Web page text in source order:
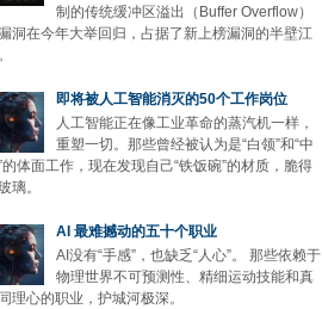
制的传统缓冲区溢出（Buffer Overflow）
洞在今年大举回归，占据了新上榜漏洞的半壁江
即将被人工智能消灭的50个工作岗位
人工智能正在像工业革命的蒸汽机一样，
重塑一切。那些曾经被认为是“白领”和“中
的体面工作，现在发现自己“铁饭碗”的材质，脆得
璃。
AI 最难撼动的五十个职业
AI没有“手感”，也缺乏“人心”。 那些依赖于
物理世界不可预测性、精细运动技能和真
理心的职业，护城河极深。